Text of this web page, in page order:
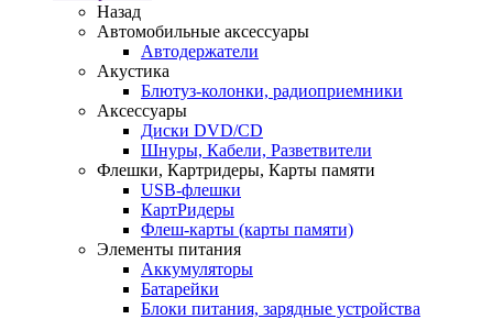
Назад
Автомобильные аксессуары
Автодержатели
Акустика
Блютуз-колонки, радиоприемники
Аксессуары
Диски DVD/CD
Шнуры, Кабели, Разветвители
Флешки, Картридеры, Карты памяти
USB-флешки
КартРидеры
Флеш-карты (карты памяти)
Элементы питания
Аккумуляторы
Батарейки
Блоки питания, зарядные устройства